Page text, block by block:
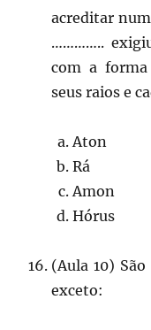
acreditar
…………..
com a
seus raios e
Aton
Rá
Amon
Hórus
(Aula 10)
exceto: